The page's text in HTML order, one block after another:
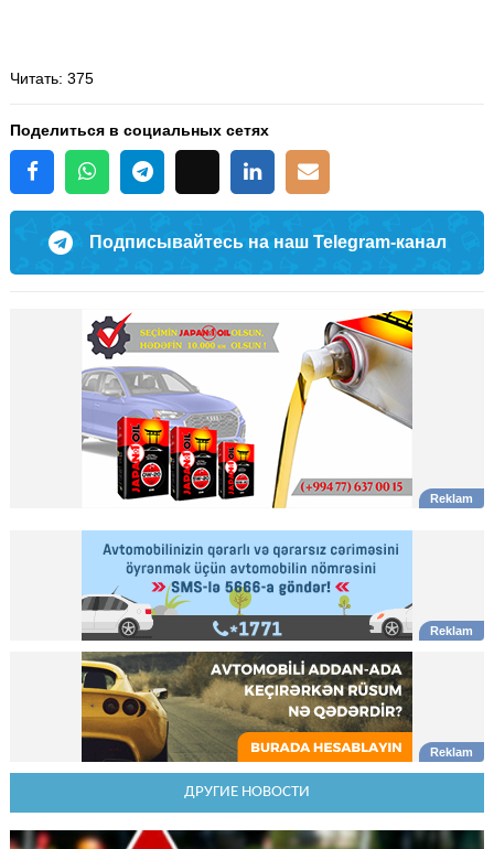
Читать: 375
Поделиться в социальных сетях
Подписывайтесь на наш Telegram-канал
ДРУГИЕ НОВОСТИ